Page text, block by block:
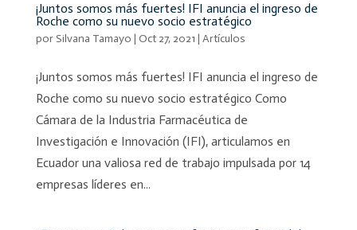
¡Juntos somos más fuertes! IFI anuncia el ingreso de
Roche como su nuevo socio estratégico
por Silvana Tamayo | Oct 27, 2021 | Artículos
¡Juntos somos más fuertes! IFI anuncia el ingreso de
Roche como su nuevo socio estratégico Como
Cámara de la Industria Farmacéutica de
Investigación e Innovación (IFI), articulamos en
Ecuador una valiosa red de trabajo impulsada por 14
empresas líderes en...